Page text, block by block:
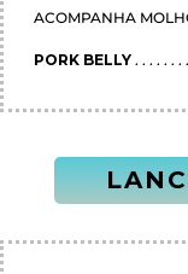
ACOMPANHA
PORK BELLY . . . . . . .